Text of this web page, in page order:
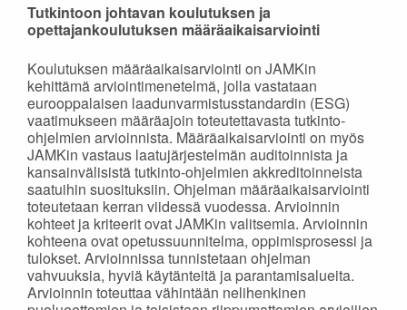
Tutkintoon johtavan koulutuksen ja
opettajankoulutuksen määräaikaisarviointi
Koulutuksen määräaikaisarviointi on JAMKin
kehittämä arviointimenetelmä, jolla vastataan
eurooppalaisen laadunvarmistusstandardin (ESG)
vaatimukseen määräajoin toteutettavasta tutkinto-
ohjelmien arvioinnista. Määräaikaisarviointi on myös
JAMKin vastaus laatujärjestelmän auditoinnista ja
kansainvälisistä tutkinto-ohjelmien akkreditoinneista
saatuihin suosituksiin. Ohjelman määräaikaisarviointi
toteutetaan kerran viidessä vuodessa. Arvioinnin
kohteet ja kriteerit ovat JAMKin valitsemia. Arvioinnin
kohteena ovat opetussuunnitelma, oppimisprosessi ja
tulokset. Arvioinnissa tunnistetaan ohjelman
vahvuuksia, hyviä käytänteitä ja parantamisalueita.
Arvioinnin toteuttaa vähintään nelihenkinen